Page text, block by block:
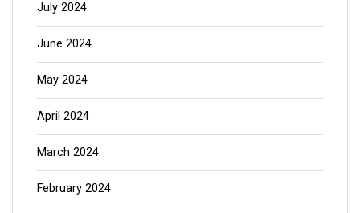
July 2024
June 2024
May 2024
April 2024
March 2024
February 2024